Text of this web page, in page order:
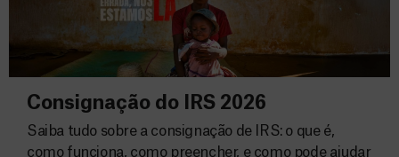
Consignação do IRS 2026
Saiba tudo sobre a consignação de IRS: o que é,
como funciona, como preencher, e como pode ajudar